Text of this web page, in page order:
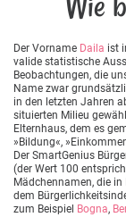
Der Vorname Daila ist
valide statistische
Beobachtungen, die
Name zwar
in den letzten Jahren
situierten Milieu
Elternhaus, dem es
»Bildung«,
Der SmartGenius
(der Wert 100
Mädchennamen, die
dem
zum Beispiel Bogna,